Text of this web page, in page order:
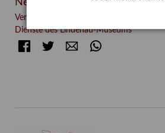
Verschenkt, verkauft, vergessen? –
Dienste des Lindenau-Museums
FacebookTwitter E-mail